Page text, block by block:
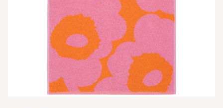
Avaa tuotekuva suurennettuna